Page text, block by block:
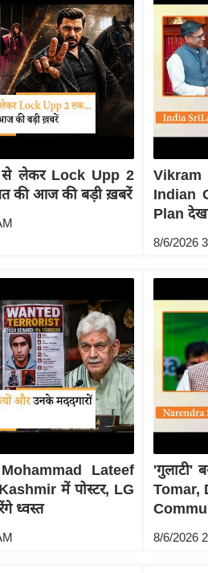
लेकर Lock Upp 2
की आज की बड़ी ख़बरें
Indian
Plan
8/6/2026
Lateef
में पोस्टर, LG
ध्वस्त
'गुलाटी'
Tomar,
8/6/2026